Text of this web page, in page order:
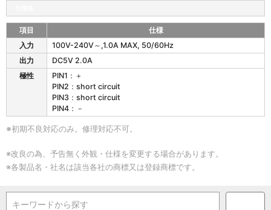
S
0
0
仕
表
項目
仕様
入力
100V-240V～,1.0A MAX, 50/60Hz
出力
DC5V 2.0A
極性
PIN1：＋
PIN2：short circuit
PIN3：short circuit
PIN4：－
※初期不良対応のみ。修理対応不可。
※改良の為、予告無く外観・仕様を変更する場合があります。
※各製品名・社名は該当各社の商標又は登録商標です。
キーワードから探す